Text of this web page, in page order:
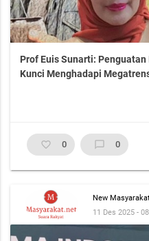
Prof Euis Sunarti:
Kunci Menghadapi
favorite_border 0 chat_bubble_outline 0
New
11 Des 2025 -